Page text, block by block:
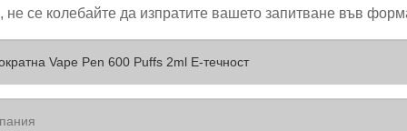
не се колебайте да изпратите вашето запитване във